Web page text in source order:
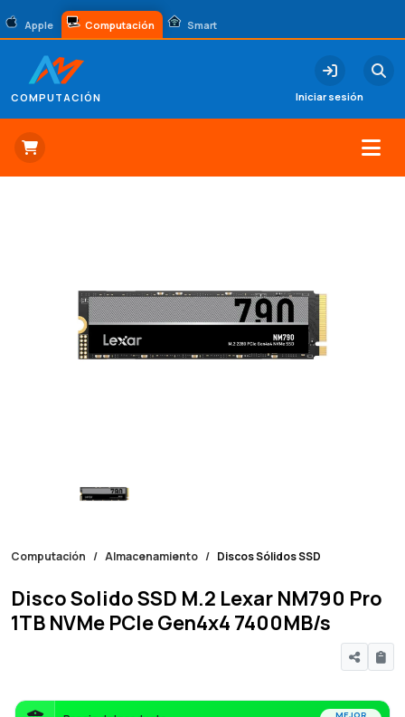
Apple Computación Smart
COMPUTACIÓN Iniciar sesión
Computación Almacenamiento Discos Sólidos SSD
Disco Solido SSD M.2 Lexar NM790 Pro
1TB NVMe PCIe Gen4x4 7400MB/s